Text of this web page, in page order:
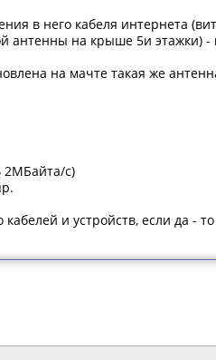
в него кабеля интернета
антенны на крыше 5и этажки)
на мачте такая же
2МБайта/с)
и устройств, если да -